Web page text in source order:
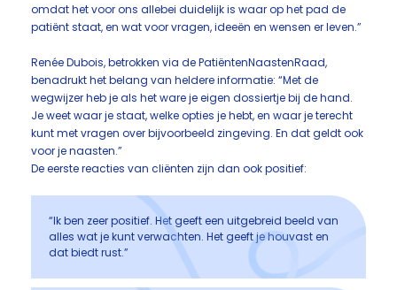
omdat het voor ons allebei duidelijk is waar op het pad de
patiënt staat, en wat voor vragen, ideeën en wensen er leven.”
Renée Dubois, betrokken via de PatiëntenNaastenRaad,
benadrukt het belang van heldere informatie: “Met de
wegwijzer heb je als het ware je eigen dossiertje bij de hand.
Je weet waar je staat, welke opties je hebt, en waar je terecht
kunt met vragen over bijvoorbeeld zingeving. En dat geldt ook
voor je naasten.”
De eerste reacties van cliënten zijn dan ook positief:
“Ik ben zeer positief. Het geeft een uitgebreid beeld van
alles wat je kunt verwachten. Het geeft je houvast en
dat biedt rust.”